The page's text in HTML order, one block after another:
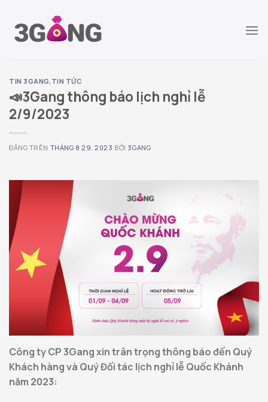
đến
TIN 3GANG, TIN TỨC
📣3Gang thông báo lịch nghỉ lễ
2/9/2023
ĐĂNG TRÊN THÁNG 8 29, 2023 BỞI 3GANG
Công ty CP 3Gang xin trân trọng thông báo đến Quý
Khách hàng và Quý Đối tác lịch nghỉ lễ Quốc Khánh
năm 2023: